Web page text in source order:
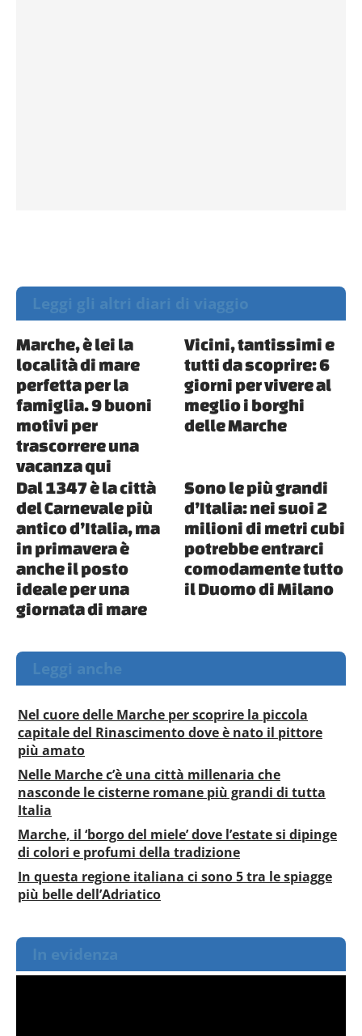
Leggi gli altri diari di viaggio
Marche, è lei la
località di mare
perfetta per la
famiglia. 9 buoni
motivi per
trascorrere una
vacanza qui
Vicini, tantissimi e
tutti da scoprire: 6
giorni per vivere al
meglio i borghi
delle Marche
Dal 1347 è la città
del Carnevale più
antico d’Italia, ma
in primavera è
anche il posto
ideale per una
giornata di mare
Sono le più grandi
d’Italia: nei suoi 2
milioni di metri cubi
potrebbe entrarci
comodamente tutto
il Duomo di Milano
Leggi anche
Nel cuore delle Marche per scoprire la piccola
capitale del Rinascimento dove è nato il pittore
più amato
Nelle Marche c’è una città millenaria che
nasconde le cisterne romane più grandi di tutta
Italia
Marche, il ‘borgo del miele’ dove l’estate si dipinge
di colori e profumi della tradizione
In questa regione italiana ci sono 5 tra le spiagge
più belle dell’Adriatico
In evidenza